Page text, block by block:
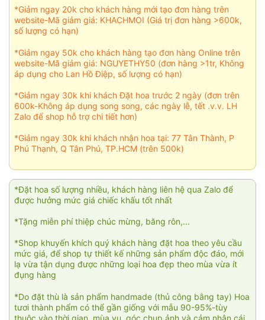
*Giảm ngay 20k cho khách hàng mới tạo đơn hàng trên
website-Mã giảm giá: KHACHMOI (Giá trị đơn hàng >600k,
số lượng có hạn)
*Giảm ngay 50k cho khách hàng tạo đơn hàng Online trên
website-Mã giảm giá: NGUYETHY50 (đơn hàng >1tr, Không
áp dụng cho Lan Hồ Điệp, số lượng có hạn)
*Giảm ngay 30k khi khách Đặt hoa trước 2 ngày (đơn trên
600k-Không áp dụng song song, các ngày lễ, tết .v.v. LH
Zalo để shop hỗ trợ chi tiết hơn)
*Giảm ngay 30k khi khách nhận hoa tại: 77 Tân Thành, P
Phú Thạnh, Q Tân Phú, TP.HCM (trên 500k)
*Đặt hoa số lượng nhiều, khách hàng liên hệ qua Zalo để
được hưởng mức giá chiếc khấu tốt nhất
*Tặng miễn phí thiệp chúc mừng, băng rôn,...
*Shop khuyến khích quý khách hàng đặt hoa theo yêu cầu
mức giá, để shop tự thiết kế những sản phẩm độc đáo, mới
lạ vừa tận dụng được những loại hoa đẹp theo mùa vừa ít
đụng hàng
*Do đặt thù là sản phẩm handmade (thủ công bằng tay) Hoa
tươi thành phẩm có thể gần giống với mẫu 90-95%-tùy
thuộc vào thời gian, mùa vụ, góc chụp ảnh và cảm nhận cái